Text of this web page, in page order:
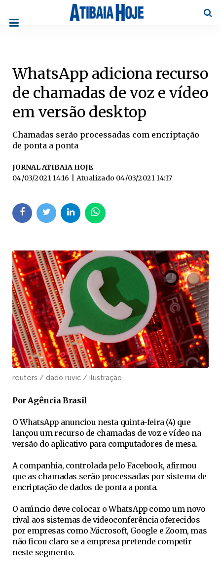
WhatsApp adiciona recurso
de chamadas de voz e vídeo
em versão desktop
Chamadas serão processadas com encriptação
de ponta a ponta
JORNAL ATIBAIA HOJE
04/03/2021 14:16
| Atualizado 04/03/2021 14:17
reuters / dado ruvic / ilustração
Por Agência Brasil
O WhatsApp anunciou nesta quinta-feira (4) que
lançou um recurso de chamadas de voz e vídeo na
versão do aplicativo para computadores de mesa.
A companhia, controlada pelo Facebook, afirmou
que as chamadas serão processadas por sistema de
encriptação de dados de ponta a ponta.
O anúncio deve colocar o WhatsApp como um novo
rival aos sistemas de videoconferência oferecidos
por empresas como Microsoft, Google e Zoom, mas
não ficou claro se a empresa pretende competir
neste segmento.